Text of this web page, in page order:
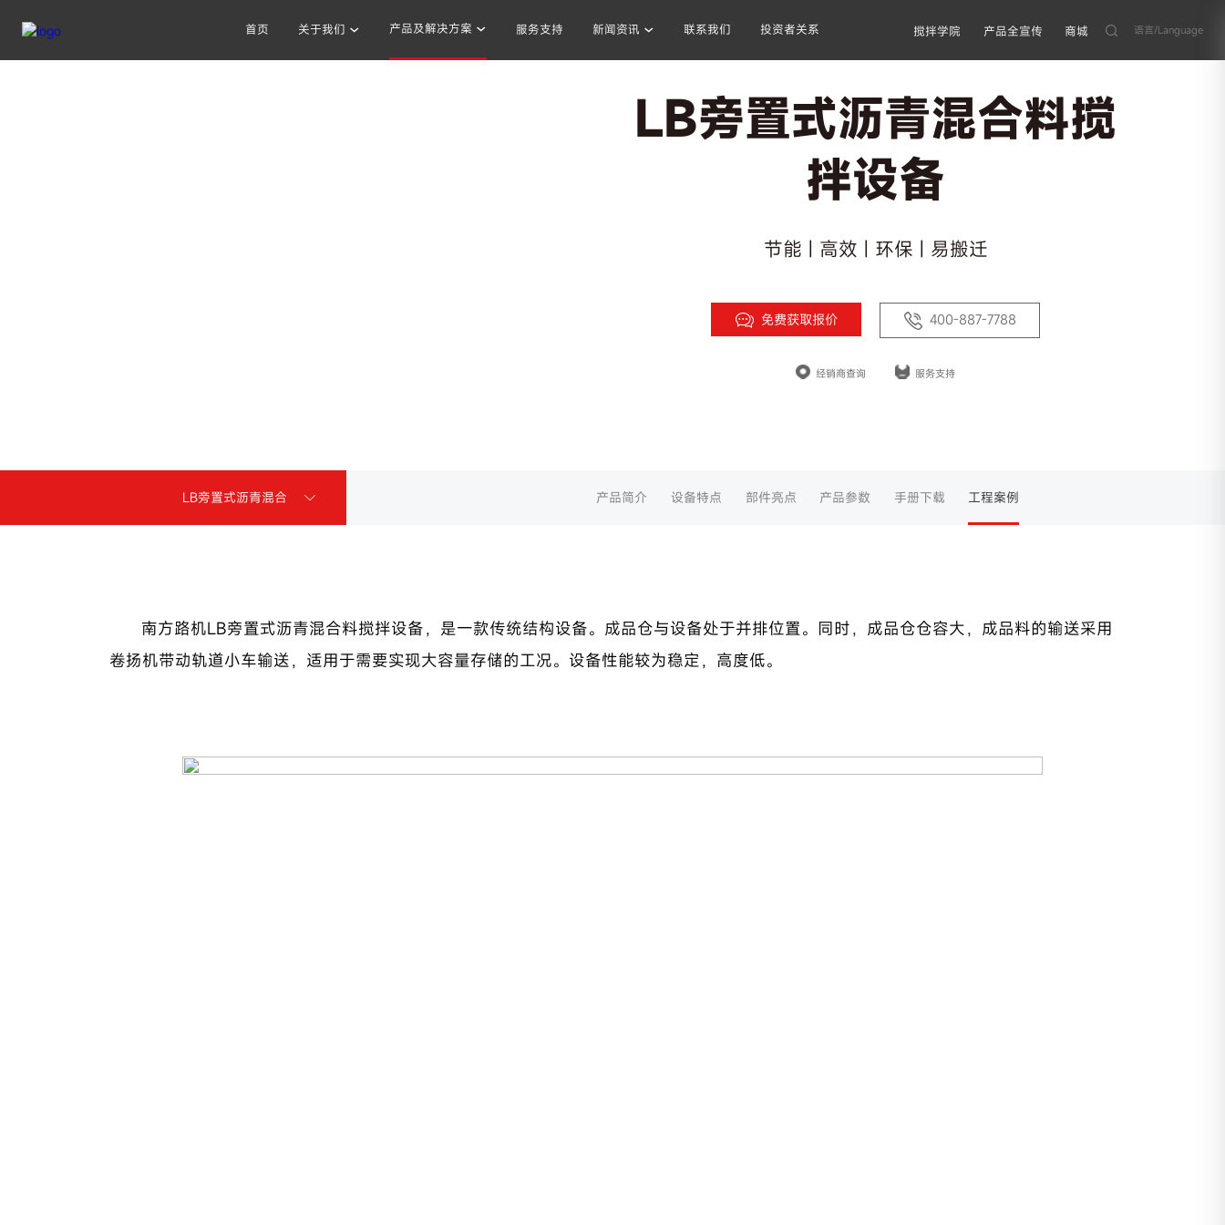
首页 关于我们 产品及解决方案 服务支持 新闻资讯 联系我们 投资者关系 搅拌学院 产品全宣传 商城
干混砂浆
语言/Language
LB旁置式沥青混合料搅
拌设备
节能 | 高效 | 环保 | 易搬迁
免费获取报价 400-887-7788
经销商查询 服务支持
LB旁置式沥青混合 产品简介 设备特点 部件亮点 产品参数 手册下载 工程案例
南方路机LB旁置式沥青混合料搅拌设备，是一款传统结构设备。成品仓与设备处于并排位置。同时，成品仓仓容大，成品料的输送采用
卷扬机带动轨道小车输送，适用于需要实现大容量存储的工况。设备性能较为稳定，高度低。